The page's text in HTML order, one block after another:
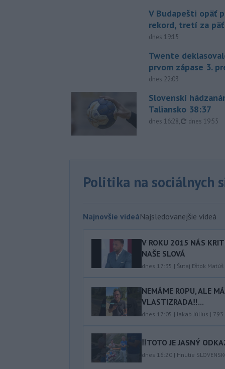
V Budapešti opäť
rekord, tretí za
dnes 19:15
Twente
prvom zápase 3.
dnes 22:03
Slovenskí
Taliansko 38:37
dnes 16:28, aktualizované
dnes 19:55
Politika na sociálnych
Najnovšie videáNajsledovanejšie videá
V ROKU 2015 NÁS
NAŠE SLOVÁ
dnes 17:35 | Šutaj Eštok Matúš
NEMÁME ROPU, ALE
VLASTIZRADA‼️...
dnes 17:05 |Jakab Július | 793
‼️TOTO JE JASNÝ
dnes 16:20 | Hnutie